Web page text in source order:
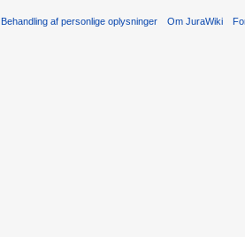
Behandling af personlige oplysninger Om JuraWiki